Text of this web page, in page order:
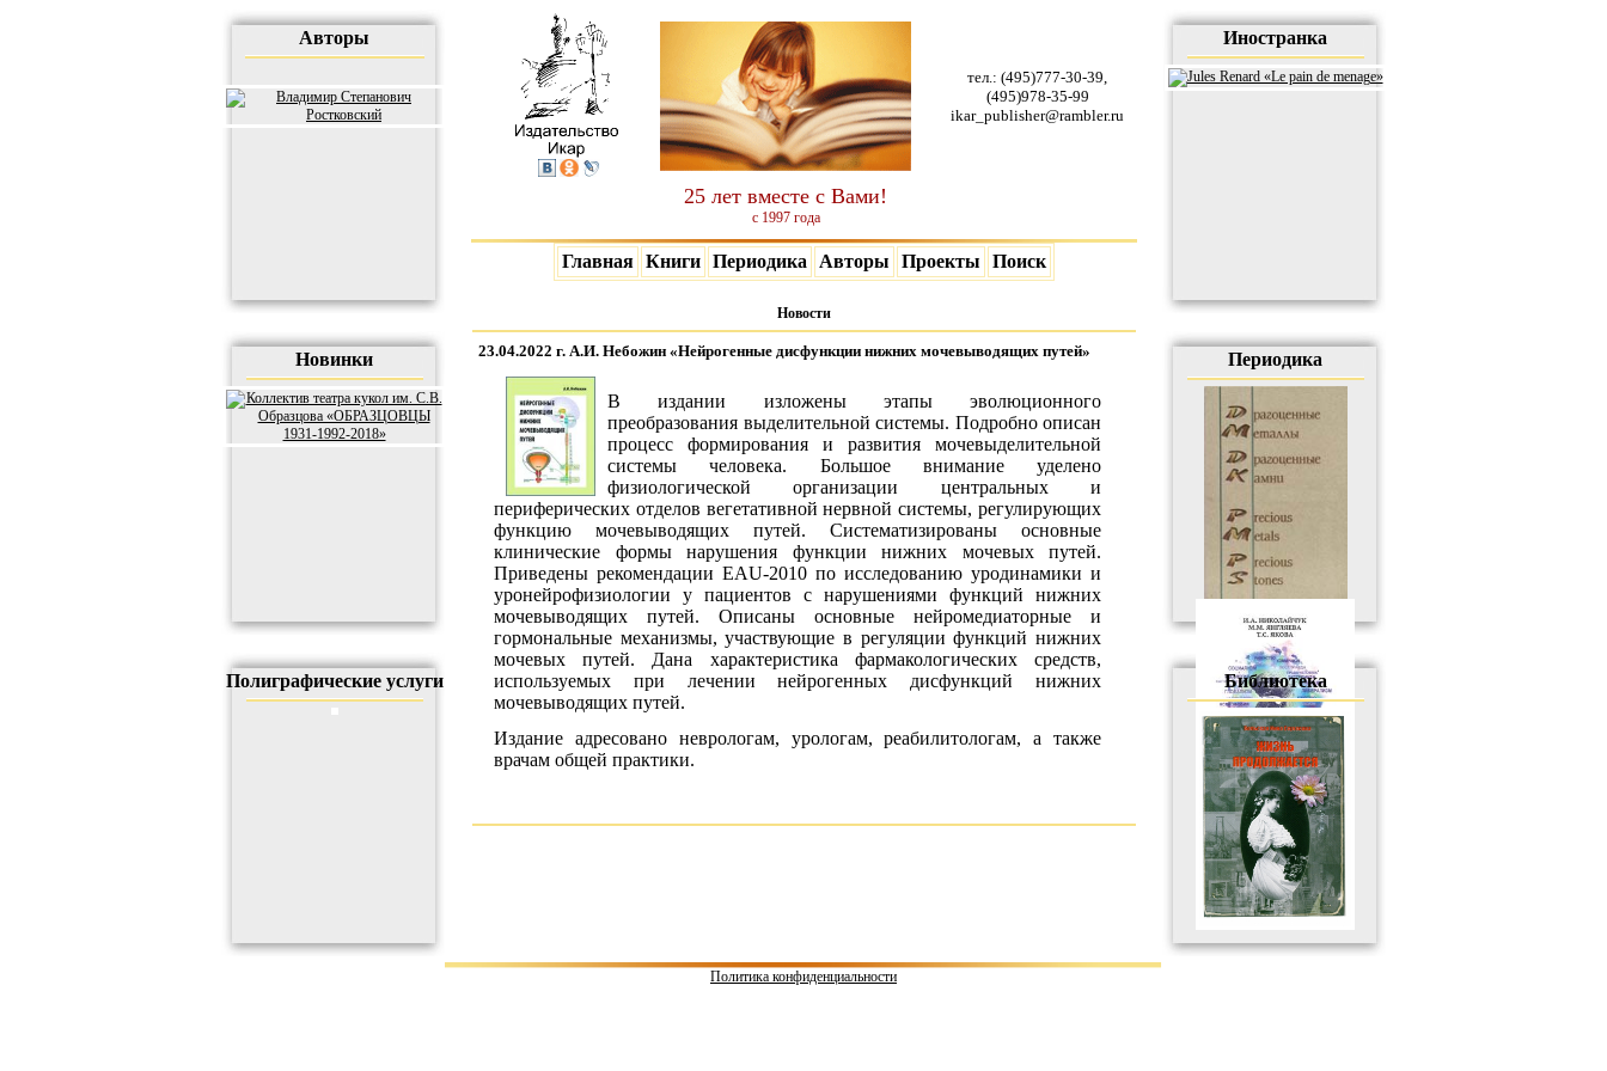
Авторы
Новинки
Полиграфические услуги
тел.: (495)777-30-39,
(495)978-35-99
ikar_publisher@rambler.ru
Иностранка
Периодика
Библиотека
25 лет вместе с Вами!
с 1997 года
Главная Книги Периодика Авторы Проекты Поиск
Новости
23.04.2022 г. А.И. Небожин «Нейрогенные дисфункции нижних мочевыводящих путей»
В издании изложены этапы эволюционного
преобразования выделительной системы. Подробно описан
процесс формирования и развития мочевыделительной
системы человека. Большое внимание уделено
физиологической организации центральных и
периферических отделов вегетативной нервной системы, регулирующих
функцию мочевыводящих путей. Систематизированы основные
клинические формы нарушения функции нижних мочевых путей.
Приведены рекомендации EAU-2010 по исследованию уродинамики и
уронейрофизиологии у пациентов с нарушениями функций нижних
мочевыводящих путей. Описаны основные нейромедиаторные и
гормональные механизмы, участвующие в регуляции функций нижних
мочевых путей. Дана характеристика фармакологических средств,
используемых при лечении нейрогенных дисфункций нижних
мочевыводящих путей.
Издание адресовано неврологам, урологам, реабилитологам, а также
врачам общей практики.
Политика конфиденциальности